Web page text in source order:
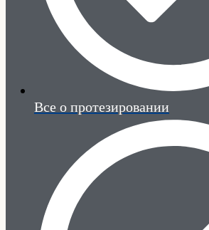
Все о протезировании